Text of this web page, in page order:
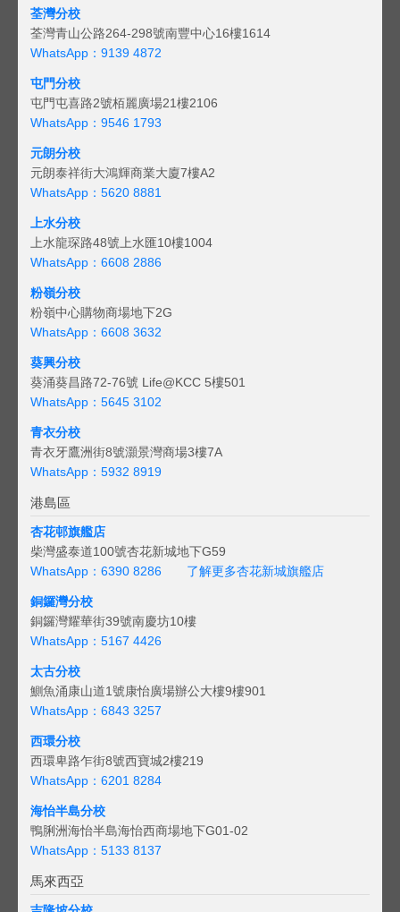
荃灣分校
荃灣青山公路264-298號南豐中心16樓1614
WhatsApp：9139 4872
屯門分校
屯門屯喜路2號栢麗廣場21樓2106
WhatsApp：9546 1793
元朗分校
元朗泰祥街大鴻輝商業大廈7樓A2
WhatsApp：5620 8881
上水分校
上水龍琛路48號上水匯10樓1004
WhatsApp：6608 2886
粉嶺分校
粉嶺中心購物商場地下2G
WhatsApp：6608 3632
葵興分校
葵涌葵昌路72-76號 Life@KCC 5樓501
WhatsApp：5645 3102
青衣分校
青衣牙鷹洲街8號灝景灣商場3樓7A
WhatsApp：5932 8919
港島區
杏花邨旗艦店
柴灣盛泰道100號杏花新城地下G59
WhatsApp：6390 8286
了解更多杏花新城旗艦店
銅鑼灣分校
銅鑼灣耀華街39號南慶坊10樓
WhatsApp：5167 4426
太古分校
鰂魚涌康山道1號康怡廣場辦公大樓9樓901
WhatsApp：6843 3257
西環分校
西環卑路乍街8號西寶城2樓219
WhatsApp：6201 8284
海怡半島分校
鴨脷洲海怡半島海怡西商場地下G01-02
WhatsApp：5133 8137
馬來西亞